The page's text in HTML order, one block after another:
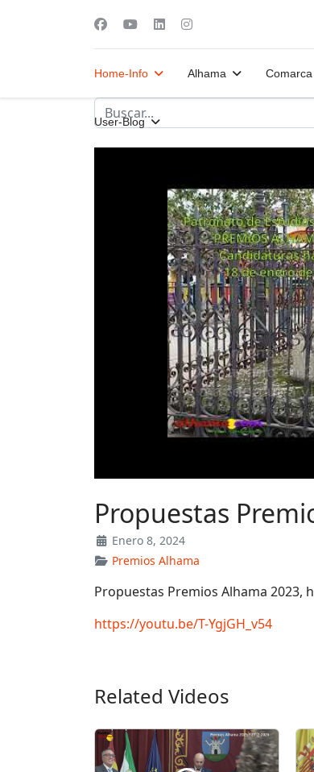
Home-Info Alhama Comarca
User-Blog
Propuestas
Enero 8, 2024
Premios Alhama
Propuestas Premios Alhama 2023,
https://youtu.be/T-YgjGH_v54
Related Videos